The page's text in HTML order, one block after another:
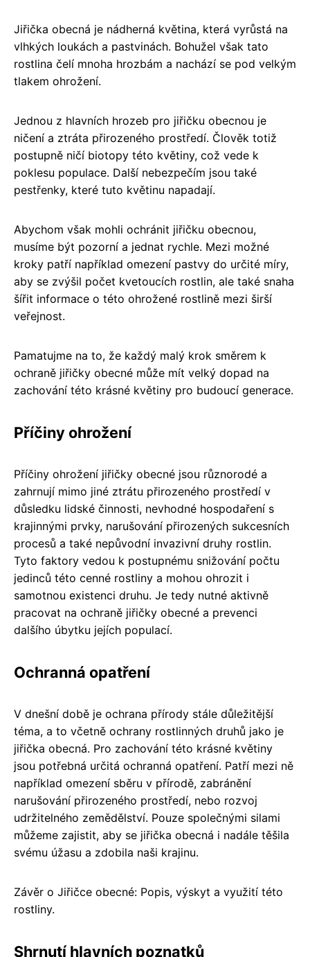
Jiřička obecná je nádherná květina, která vyrůstá na
vlhkých loukách a pastvinách. Bohužel však tato
rostlina čelí mnoha hrozbám a nachází se pod velkým
tlakem ohrožení.
Jednou z hlavních hrozeb pro jiřičku obecnou je
ničení a ztráta přirozeného prostředí. Člověk totiž
postupně ničí biotopy této květiny, což vede k
poklesu populace. Další nebezpečím jsou také
pestřenky, které tuto květinu napadají.
Abychom však mohli ochránit jiřičku obecnou,
musíme být pozorní a jednat rychle. Mezi možné
kroky patří například omezení pastvy do určité míry,
aby se zvýšil počet kvetoucích rostlin, ale také snaha
šířit informace o této ohrožené rostlině mezi širší
veřejnost.
Pamatujme na to, že každý malý krok směrem k
ochraně jiřičky obecné může mít velký dopad na
zachování této krásné květiny pro budoucí generace.
Příčiny ohrožení
Příčiny ohrožení jiřičky obecné jsou různorodé a
zahrnují mimo jiné ztrátu přirozeného prostředí v
důsledku lidské činnosti, nevhodné hospodaření s
krajinnými prvky, narušování přirozených sukcesních
procesů a také nepůvodní invazivní druhy rostlin.
Tyto faktory vedou k postupnému snižování počtu
jedinců této cenné rostliny a mohou ohrozit i
samotnou existenci druhu. Je tedy nutné aktivně
pracovat na ochraně jiřičky obecné a prevenci
dalšího úbytku jejích populací.
Ochranná opatření
V dnešní době je ochrana přírody stále důležitější
téma, a to včetně ochrany rostlinných druhů jako je
jiřička obecná. Pro zachování této krásné květiny
jsou potřebná určitá ochranná opatření. Patří mezi ně
například omezení sběru v přírodě, zabránění
narušování přirozeného prostředí, nebo rozvoj
udržitelného zemědělství. Pouze společnými silami
můžeme zajistit, aby se jiřička obecná i nadále těšila
svému úžasu a zdobila naši krajinu.
Závěr o Jiřičce obecné: Popis, výskyt a využití této
rostliny.
Shrnutí hlavních poznatků